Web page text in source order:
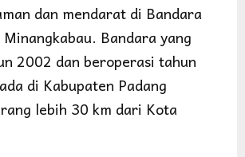
dan mendarat di Bandara
Bandara yang
2002 dan beroperasi tahun
di Kabupaten Padang
lebih 30 km dari Kota